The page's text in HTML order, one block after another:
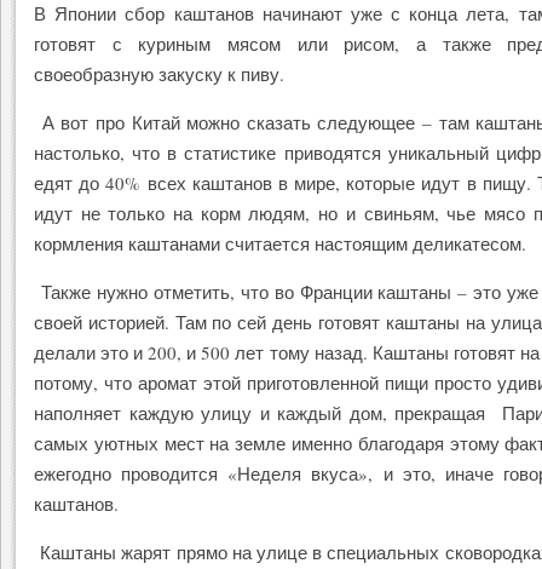
В Японии сбор каштанов начинают уже с конца лета,
готовят с куриным мясом или рисом, а также
своеобразную закуску к пиву.
А вот про Китай можно сказать следующее – там
настолько, что в статистике приводятся уникальный
едят до 40% всех каштанов в мире, которые идут в пищу.
идут не только на корм людям, но и свиньям, чье мясо
кормления каштанами считается настоящим деликатесом.
Также нужно отметить, что во Франции каштаны – это
своей историей. Там по сей день готовят каштаны на
делали это и 200, и 500 лет тому назад. Каштаны готовят
потому, что аромат этой приготовленной пищи просто
наполняет каждую улицу и каждый дом, прекращая
самых уютных мест на земле именно благодаря этому
ежегодно проводится «Неделя вкуса», и это, иначе
каштанов.
Каштаны жарят прямо на улице в специальных